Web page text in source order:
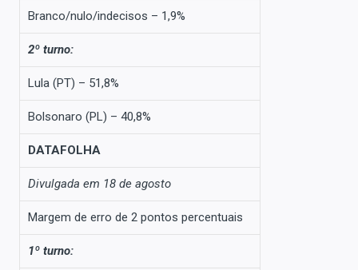
Branco/nulo/indecisos – 1,9%
2º turno:
Lula (PT) – 51,8%
Bolsonaro (PL) – 40,8%
DATAFOLHA
Divulgada em 18 de agosto
Margem de erro de 2 pontos percentuais
1º turno: